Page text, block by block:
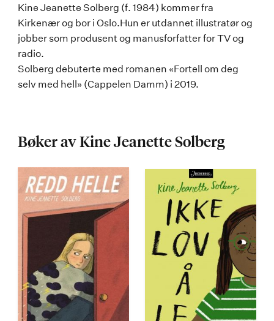
Kine
Jeanette
Solberg
Kine Jeanette Solberg (f. 1984) kommer fra
Kirkenær og bor i Oslo.Hun er utdannet illustratør og
jobber som produsent og manusforfatter for TV og
radio.
Solberg debuterte med romanen «Fortell om deg
selv med hell» (Cappelen Damm) i 2019.
Bøker av Kine Jeanette Solberg